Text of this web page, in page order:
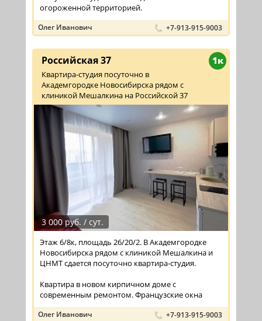
огороженной территорией.
...
Олег Иванович +7-913-915-9003
1к
Российская 37
Квартира-студия посуточно в
Академгородке Новосибирска рядом с
клиникой Мешалкина на Российской 37
3 000 руб. / сут.
Этаж 6/8к, площадь 26/20/2. В Академгородке
Новосибирска рядом с клиникой Мешалкина и
ЦНМТ сдается посуточно квартира-студия.
Квартира в новом кирпичном доме с
современным ремонтом. Французские окна
выходят ...
Олег Иванович +7-913-915-9003